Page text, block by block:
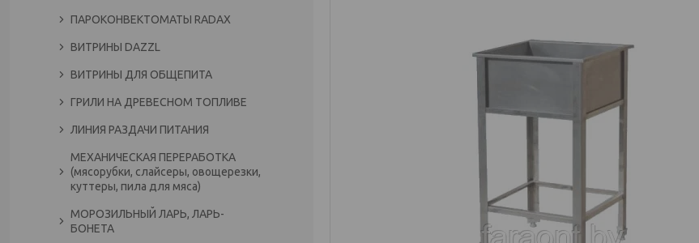
ПАРОКОНВЕКТОМАТЫ RADAX
ВИТРИНЫ DAZZL
ВИТРИНЫ ДЛЯ ОБЩЕПИТА
ГРИЛИ НА ДРЕВЕСНОМ ТОПЛИВЕ
ЛИНИЯ РАЗДАЧИ ПИТАНИЯ
МЕХАНИЧЕСКАЯ ПЕРЕРАБОТКА
(мясорубки, слайсеры, овощерезки,
куттеры, пила для мяса)
МОРОЗИЛЬНЫЙ ЛАРЬ, ЛАРЬ-
БОНЕТА